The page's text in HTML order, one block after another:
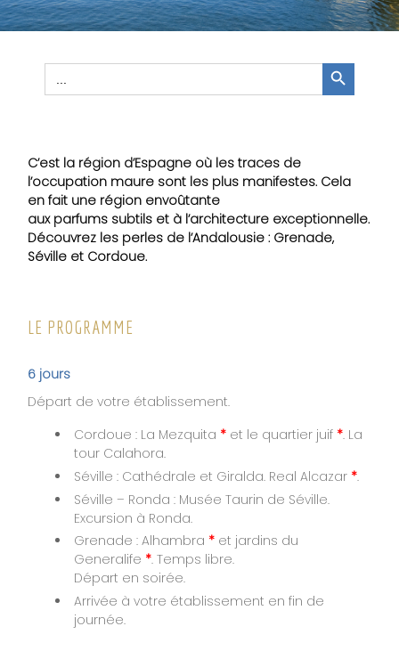
Search
for:
Search Button
C’est la région d’Espagne où les traces de
l’occupation maure sont les plus manifestes. Cela
en fait une région envoûtante
aux parfums subtils et à l’architecture exceptionnelle.
Découvrez les perles de l’Andalousie : Grenade,
Séville et Cordoue.
LE PROGRAMME
6 jours
Départ de votre établissement.
Cordoue : La Mezquita * et le quartier juif *. La
tour Calahora.
Séville : Cathédrale et Giralda. Real Alcazar *.
Séville – Ronda : Musée Taurin de Séville.
Excursion à Ronda.
Grenade : Alhambra * et jardins du
Generalife *. Temps libre.
Départ en soirée.
Arrivée à votre établissement en fin de
journée.